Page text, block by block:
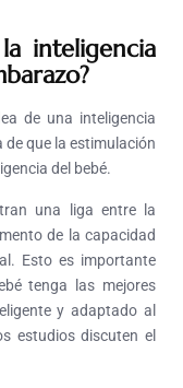
inteligencia
de una inteligencia
que la estimulación
del bebé.
una liga entre la
de la capacidad
Esto es importante
tenga las mejores
y adaptado al
estudios discuten el